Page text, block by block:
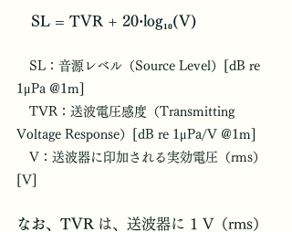
SL = TVR + 20·log₁₀(V)
SL：音源レベル（Source Level）[dB re
1μPa @1m]
TVR：送波電圧感度（Transmitting
Voltage Response）[dB re 1μPa/V @1m]
V：送波器に印加される実効電圧（rms）
[V]
なお、TVR は、送波器に 1 V（rms）